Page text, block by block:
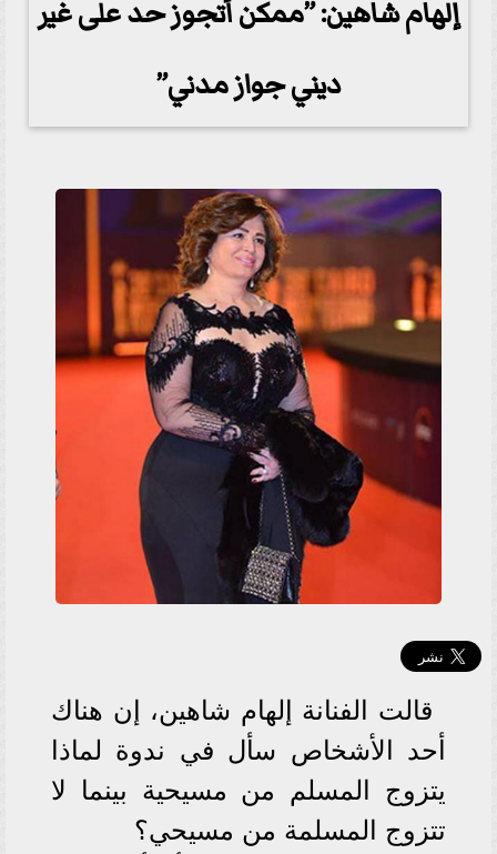
إلهام شاهين: ”ممكن أتجوز حد على غير
ديني جواز مدني”
قالت الفنانة إلهام شاهين، إن هناك
أحد الأشخاص سأل في ندوة لماذا
يتزوج المسلم من مسيحية بينما لا
تتزوج المسلمة من مسيحي؟